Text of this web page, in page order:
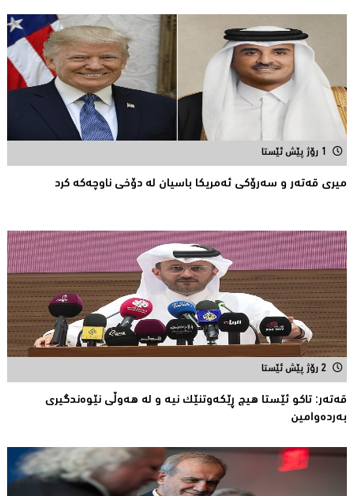
1 رۆژ پێش ئێستا
میری قه‌ته‌ر و سه‌رۆكی ئه‌مریكا باسیان له‌ دۆخی ناوچه‌كه‌ كرد
2 رۆژ پێش ئێستا
قەتەر: تاکو ئێستا هیچ ڕێکەوتنێک نیە و لە هەوڵى نێوەندگیرى
بەردەوامین